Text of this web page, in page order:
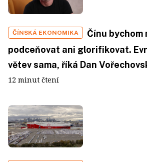
ČÍNSKÁ EKONOMIKA
Čínu bychom
podceňovat ani glorifikovat.
větev sama, říká Dan
12 minut čtení